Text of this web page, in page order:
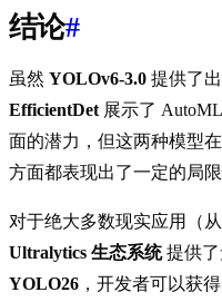
结论#
虽然 YOLOv6-3.0 提供了
EfficientDet 展示了
面的潜力，但这两种模型
方面都表现出了一定的局限
对于绝大多数现实应用（
Ultralytics 生态系统提供
YOLO26 ，开发者可以获